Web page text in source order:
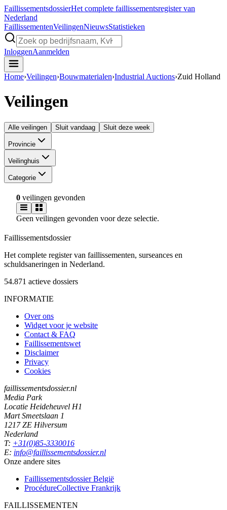
FaillissementsdossierHet complete faillissementsregister van
Nederland
FaillissementenVeilingenNieuwsStatistieken
InloggenAanmelden
Home›Veilingen›Bouwmaterialen›Industrial Auctions›Zuid Holland
Veilingen
Alle veilingen Sluit vandaag Sluit deze week
Provincie
Veilinghuis
Categorie
0 veilingen gevonden
Geen veilingen gevonden voor deze selectie.
Faillissementsdossier
Het complete register van faillissementen, surseances en
schuldsaneringen in Nederland.
54.871 actieve dossiers
INFORMATIE
Over ons
Widget voor je website
Contact & FAQ
Faillissementswet
Disclaimer
Privacy
Cookies
faillissementsdossier.nl
Media Park
Locatie Heideheuvel H1
Mart Smeetslaan 1
1217 ZE Hilversum
Nederland
T: +31(0)85-3330016
E: info@faillissementsdossier.nl
Onze andere sites
Faillissementsdossier België
ProcédureCollective Frankrijk
FAILLISSEMENTEN